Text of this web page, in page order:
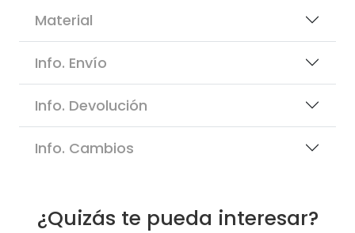
Material
Info. Envío
Info. Devolución
Info. Cambios
¿Quizás te pueda interesar?